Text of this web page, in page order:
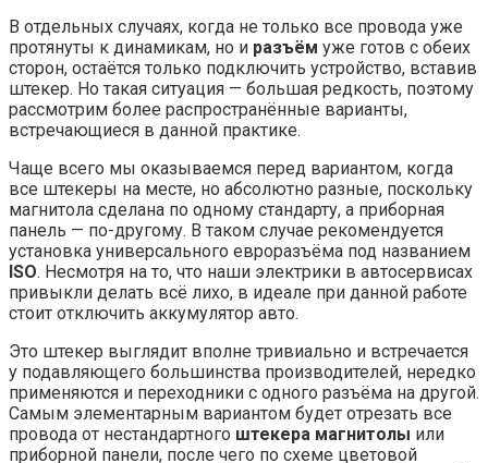
В отдельных случаях, когда не только все провода уже
протянуты к динамикам, но и разъём уже готов с обеих
сторон, остаётся только подключить устройство, вставив
штекер. Но такая ситуация — большая редкость, поэтому
рассмотрим более распространённые варианты,
встречающиеся в данной практике.
Чаще всего мы оказываемся перед вариантом, когда
все штекеры на месте, но абсолютно разные, поскольку
магнитола сделана по одному стандарту, а приборная
панель — по-другому. В таком случае рекомендуется
установка универсального евроразъёма под названием
ISO. Несмотря на то, что наши электрики в автосервисах
привыкли делать всё лихо, в идеале при данной работе
стоит отключить аккумулятор авто.
Это штекер выглядит вполне тривиально и встречается
у подавляющего большинства производителей, нередко
применяются и переходники с одного разъёма на другой.
Самым элементарным вариантом будет отрезать все
провода от нестандартного штекера магнитолы или
приборной панели, после чего по схеме цветовой